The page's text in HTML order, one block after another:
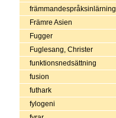
främmandespråksinlärning
Främre Asien
Fugger
Fuglesang, Christer
funktionsnedsättning
fusion
futhark
fylogeni